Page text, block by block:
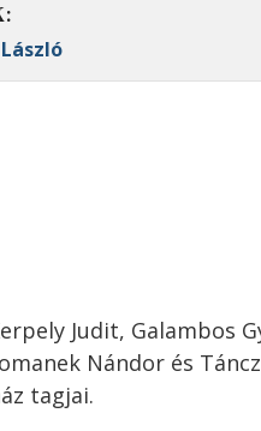
Judit, Galambos
Nándor és
tagjai.